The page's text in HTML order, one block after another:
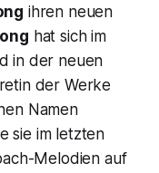
ihren neuen
hat sich im
in der neuen
der Werke
Namen
sie im letzten
Melodien auf